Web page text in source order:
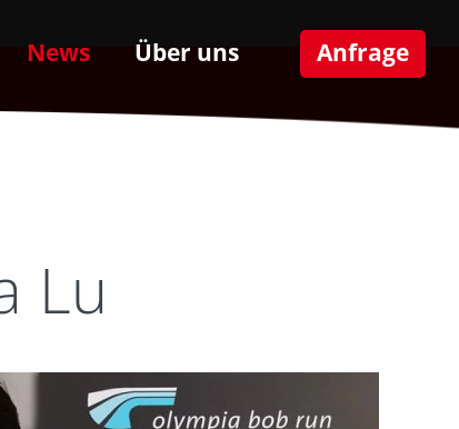
News Über uns Anfrage
Lu